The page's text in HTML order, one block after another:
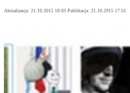
Aktualizacja: 21.10.2015 18:03 Publikacja: 21.10.2015 17:51